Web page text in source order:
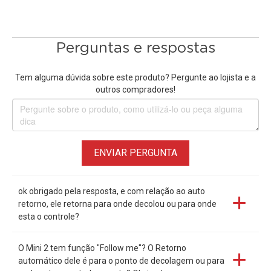
imagens imediatamente após baixar uma foto doDroneDJI
, fornecendo fotos que exibem cores e contrastes
QuickTransfer
Baixar suas imagens pode ser tão fácil quanto andar perto
de seu drone. Assim que seu smartphone estiver perto o
até 20 MB/s.
Características adicionais
Trimmed Download
• Crie e compartilhe filmagens rapidamente com modelos
Perguntas e respostas
Tem alguma dúvida sobre este produto? Pergunte ao lojista e a
outros compradores!
ENVIAR PERGUNTA
ok obrigado pela resposta, e com relação ao auto
retorno, ele retorna para onde decolou ou para onde
esta o controle?
O Mini 2 tem função "Follow me"? O Retorno
automático dele é para o ponto de decolagem ou para